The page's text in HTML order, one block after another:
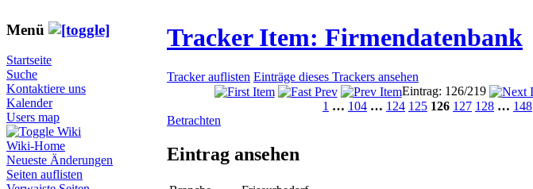
Menü
Startseite
Suche
Kontaktiere uns
Kalender
Users map
Wiki
Wiki-Home
Neueste Änderungen
Seiten auflisten
Tracker Item: Firmendatenbank
Tracker auflisten Einträge dieses Trackers ansehen
Eintrag: 126/219
1 … 104 … 124 125 126 127 128 … 148
Betrachten
Eintrag ansehen